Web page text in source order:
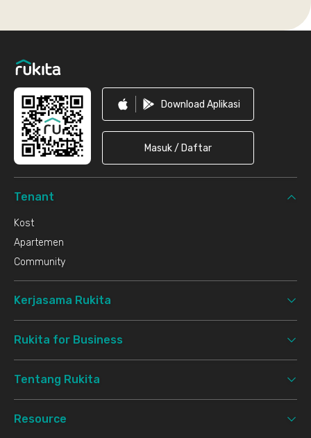
Download Aplikasi
Masuk / Daftar
Tenant
Kost
Apartemen
Community
Kerjasama Rukita
Rukita for Business
Tentang Rukita
Resource